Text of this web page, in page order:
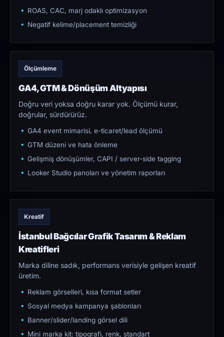
ROAS, CAC, marj odaklı optimizasyon
Negatif kelime/placement temizliği
Ölçümleme
GA4, GTM & Dönüşüm Altyapısı
Doğru veri yoksa doğru karar yok. Ölçümü kurar,
doğrular, sürdürürüz.
GA4 event mimarisi, e-ticaret/lead ölçümü
GTM düzeni ve hata önleme
Gelişmiş dönüşümler, CAPI / server-side tagging
Looker Studio panoları ve yönetim raporları
Kreatif
İstanbul Bağcılar Grafik Tasarım & Reklam
Kreatifleri
Marka diline sadık, performans verisiyle gelişen kreatif
üretim.
Reklam görselleri, kısa format setler
Sosyal medya kampanya şablonları
Banner/slider/landing görsel dili
Mini marka kit: tipografi, renk, standart